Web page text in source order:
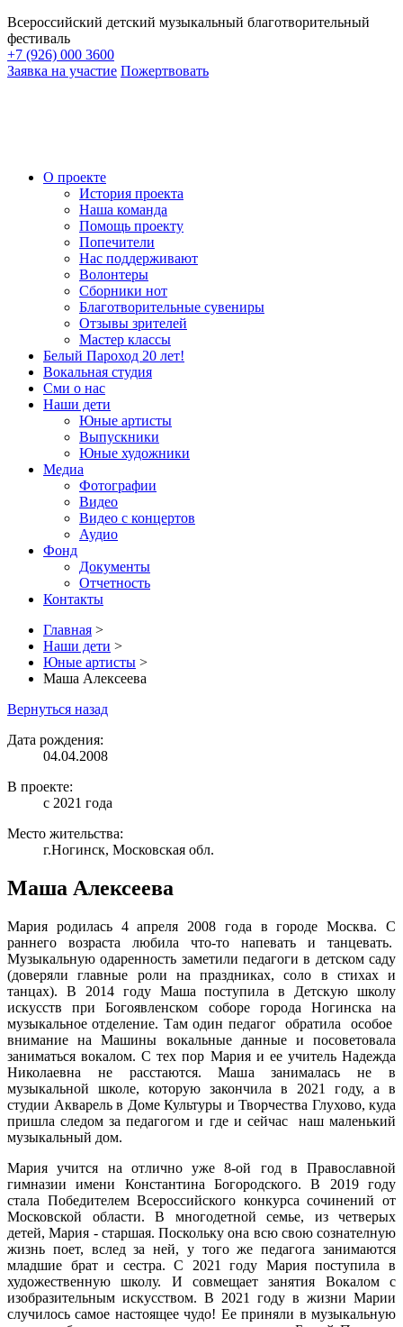
Всероссийский детский музыкальный благотворительный
фестиваль
+7 (926) 000 3600
Заявка на участие Пожертвовать
О проекте
История проекта
Наша команда
Помощь проекту
Попечители
Нас поддерживают
Волонтеры
Сборники нот
Благотворительные сувениры
Отзывы зрителей
Мастер классы
Белый Пароход 20 лет!
Вокальная студия
Сми о нас
Наши дети
Юные артисты
Выпускники
Юные художники
Медиа
Фотографии
Видео
Видео с концертов
Аудио
Фонд
Документы
Отчетность
Контакты
Главная >
Наши дети >
Юные артисты >
Маша Алексеева
Вернуться назад
Дата рождения:
04.04.2008
В проекте:
с 2021 года
Место жительства:
г.Ногинск, Московская обл.
Маша Алексеева
Мария родилась 4 апреля 2008 года в городе Москва. С
раннего возраста любила что-то напевать и танцевать.
Музыкальную одаренность заметили педагоги в детском саду
(доверяли главные роли на праздниках, соло в стихах и
танцах). В 2014 году Маша поступила в Детскую школу
искусств при Богоявленском соборе города Ногинска на
музыкальное отделение. Там один педагог обратила особое
внимание на Машины вокальные данные и посоветовала
заниматься вокалом. С тех пор Мария и ее учитель Надежда
Николаевна не расстаются. Маша занималась не в
музыкальной школе, которую закончила в 2021 году, а в
студии Акварель в Доме Культуры и Творчества Глухово, куда
пришла следом за педагогом и где и сейчас наш маленький
музыкальный дом.
Мария учится на отлично уже 8-ой год в Православной
гимназии имени Константина Богородского. В 2019 году
стала Победителем Всероссийского конкурса сочинений от
Московской области. В многодетной семье, из четверых
детей, Мария - старшая. Поскольку она всю свою сознателную
жизнь поет, вслед за ней, у того же педагога занимаются
младшие брат и сестра. С 2021 году Мария поступила в
художественную школу. И совмещает занятия Вокалом с
изобразительным искусством. В 2021 году в жизни Марии
случилось самое настоящее чудо! Ее приняли в музыкальную